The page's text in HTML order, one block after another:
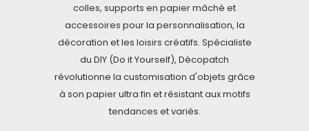
colles, supports en papier mâché et
accessoires pour la personnalisation, la
décoration et les loisirs créatifs. Spécialiste
du DIY (Do it Yourself), Décopatch
révolutionne la customisation d'objets grâce
à son papier ultra fin et résistant aux motifs
tendances et variés.